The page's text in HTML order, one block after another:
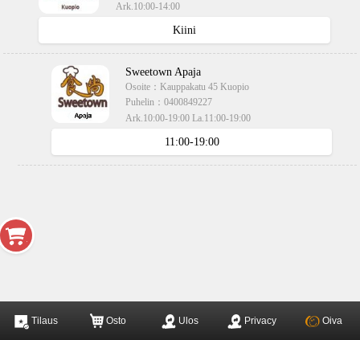
Ark.10:00-14:00
Kiini
Sweetown Apaja
Osoite： Kauppakatu 45 Kuopio
Puhelin：0400849227
Ark.10:00-19:00 La.11:00-19:00
11:00-19:00
Tilaus Osto Ulos Privacy Oiva